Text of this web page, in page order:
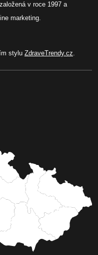
v roce 1997 a
marketing.
stylu ZdraveTrendy.cz.